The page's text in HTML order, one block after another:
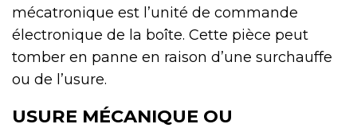
mécatronique est l’unité de commande
électronique de la boîte. Cette pièce peut
tomber en panne en raison d’une surchauffe
ou de l’usure.
USURE MÉCANIQUE OU